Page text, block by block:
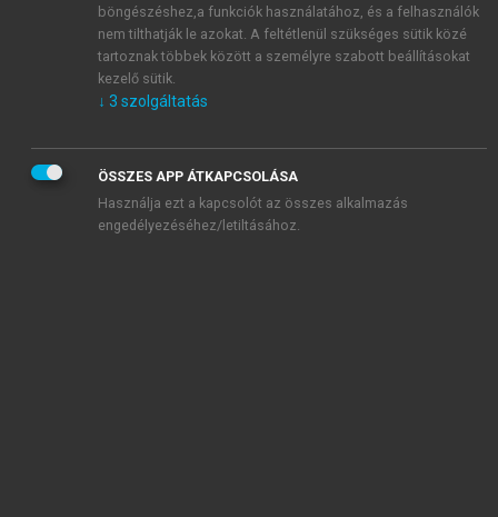
Általános vásárlási feltételeket, valamint a szotar.netés a
mersz.huoldalak licencszerződéseiben foglaltakat
tudomásul veszem és elfogadom.
KIPRÓBÁLOM
böngészéshez,a funkciók használatához, és a felhasználók
nem tilthatják le azokat. A feltétlenül szükséges sütik közé
tartoznak többek között a személyre szabott beállításokat
kezelő sütik.
↓ 3 szolgáltatás
ÖSSZES APP ÁTKAPCSOLÁSA
Használja ezt a kapcsolót az összes alkalmazás
engedélyezéséhez/letiltásához.